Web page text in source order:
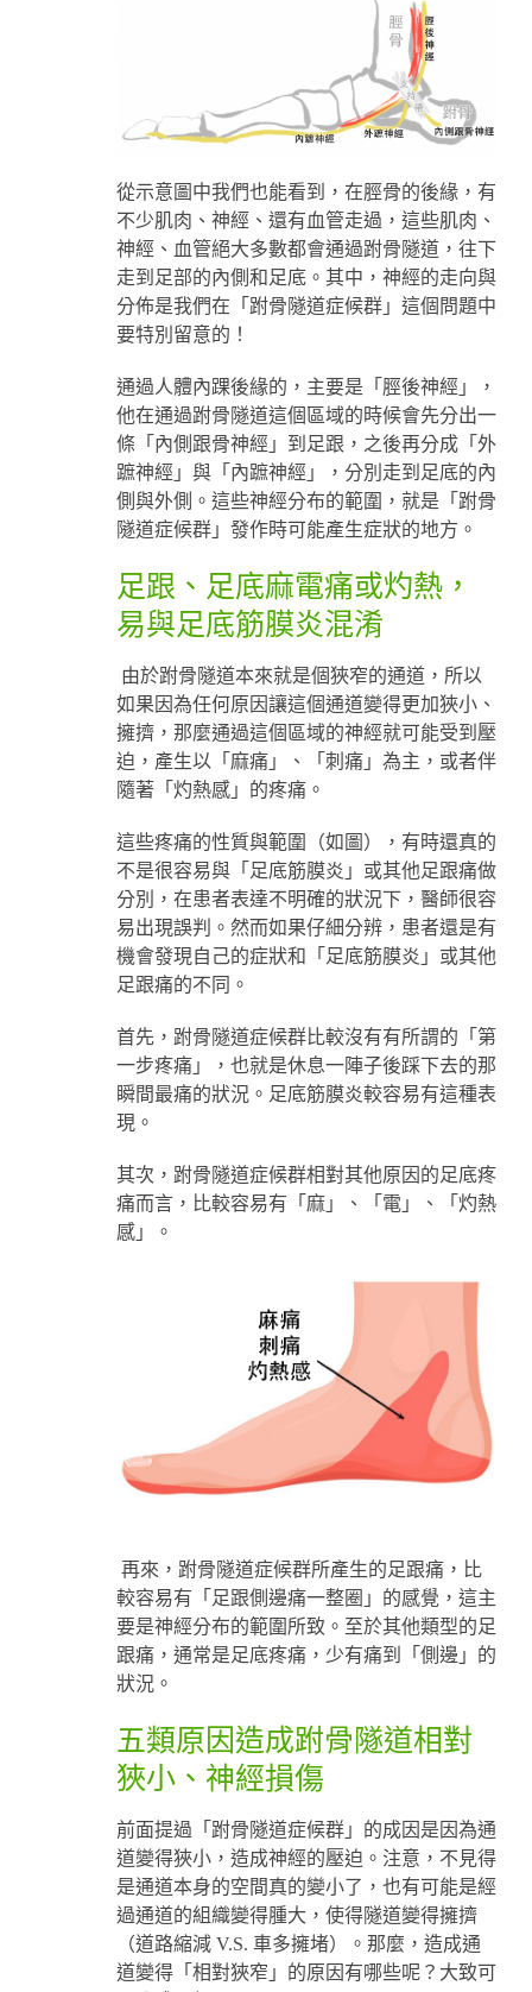
從示意圖中我們也能看到，在脛骨的後緣，有
不少肌肉、神經、還有血管走過，這些肌肉、
神經、血管絕大多數都會通過跗骨隧道，往下
走到足部的內側和足底。其中，神經的走向與
分佈是我們在「跗骨隧道症候群」這個問題中
要特別留意的！
通過人體內踝後緣的，主要是「脛後神經」，
他在通過跗骨隧道這個區域的時候會先分出一
條「內側跟骨神經」到足跟，之後再分成「外
蹠神經」與「內蹠神經」，分別走到足底的內
側與外側。這些神經分布的範圍，就是「跗骨
隧道症候群」發作時可能產生症狀的地方。
足跟、足底麻電痛或灼熱，
易與足底筋膜炎混淆
由於跗骨隧道本來就是個狹窄的通道，所以
如果因為任何原因讓這個通道變得更加狹小、
擁擠，那麼通過這個區域的神經就可能受到壓
迫，產生以「麻痛」、「刺痛」為主，或者伴
隨著「灼熱感」的疼痛。
這些疼痛的性質與範圍（如圖），有時還真的
不是很容易與「足底筋膜炎」或其他足跟痛做
分別，在患者表達不明確的狀況下，醫師很容
易出現誤判。然而如果仔細分辨，患者還是有
機會發現自己的症狀和「足底筋膜炎」或其他
足跟痛的不同。
首先，跗骨隧道症候群比較沒有有所謂的「第
一步疼痛」，也就是休息一陣子後踩下去的那
瞬間最痛的狀況。足底筋膜炎較容易有這種表
現。
其次，跗骨隧道症候群相對其他原因的足底疼
痛而言，比較容易有「麻」、「電」、「灼熱
感」。
再來，跗骨隧道症候群所產生的足跟痛，比
較容易有「足跟側邊痛一整圈」的感覺，這主
要是神經分布的範圍所致。至於其他類型的足
跟痛，通常是足底疼痛，少有痛到「側邊」的
狀況。
五類原因造成跗骨隧道相對
狹小、神經損傷
前面提過「跗骨隧道症候群」的成因是因為通
道變得狹小，造成神經的壓迫。注意，不見得
是通道本身的空間真的變小了，也有可能是經
過通道的組織變得腫大，使得隧道變得擁擠
（道路縮減 V.S. 車多擁堵）。那麼，造成通
道變得「相對狹窄」的原因有哪些呢？大致可